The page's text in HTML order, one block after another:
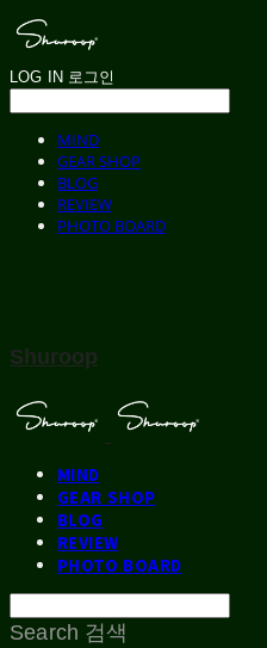
LOG IN 로그인
MIND
GEAR SHOP
BLOG
REVIEW
PHOTO BOARD
Shuroop
MIND
GEAR SHOP
BLOG
REVIEW
PHOTO BOARD
Search 검색